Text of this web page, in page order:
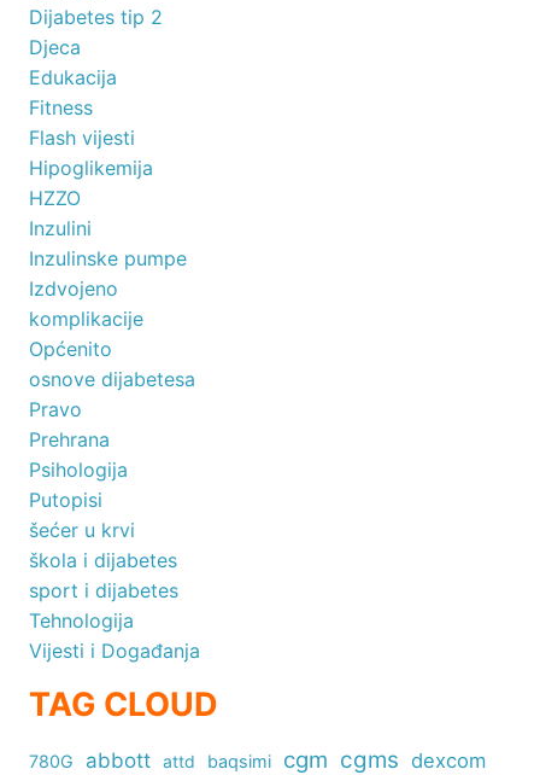
Dijabetes tip 2
Djeca
Edukacija
Fitness
Flash vijesti
Hipoglikemija
HZZO
Inzulini
Inzulinske pumpe
Izdvojeno
komplikacije
Općenito
osnove dijabetesa
Pravo
Prehrana
Psihologija
Putopisi
šećer u krvi
škola i dijabetes
sport i dijabetes
Tehnologija
Vijesti i Događanja
TAG CLOUD
780G abbott attd baqsimi cgm cgms dexcom